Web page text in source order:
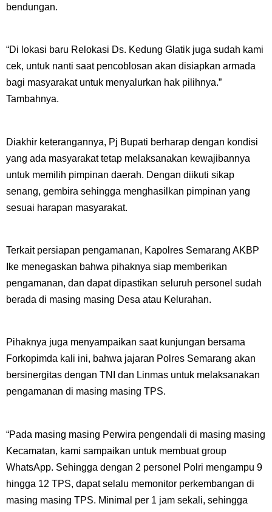
bendungan.
“Di lokasi baru Relokasi Ds. Kedung Glatik juga sudah kami
cek, untuk nanti saat pencoblosan akan disiapkan armada
bagi masyarakat untuk menyalurkan hak pilihnya.”
Tambahnya.
Diakhir keterangannya, Pj Bupati berharap dengan kondisi
yang ada masyarakat tetap melaksanakan kewajibannya
untuk memilih pimpinan daerah. Dengan diikuti sikap
senang, gembira sehingga menghasilkan pimpinan yang
sesuai harapan masyarakat.
Terkait persiapan pengamanan, Kapolres Semarang AKBP
Ike menegaskan bahwa pihaknya siap memberikan
pengamanan, dan dapat dipastikan seluruh personel sudah
berada di masing masing Desa atau Kelurahan.
Pihaknya juga menyampaikan saat kunjungan bersama
Forkopimda kali ini, bahwa jajaran Polres Semarang akan
bersinergitas dengan TNI dan Linmas untuk melaksanakan
pengamanan di masing masing TPS.
“Pada masing masing Perwira pengendali di masing masing
Kecamatan, kami sampaikan untuk membuat group
WhatsApp. Sehingga dengan 2 personel Polri mengampu 9
hingga 12 TPS, dapat selalu memonitor perkembangan di
masing masing TPS. Minimal per 1 jam sekali, sehingga